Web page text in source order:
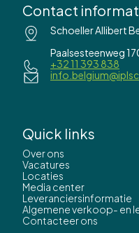
Contact
Schoeller Allibert
Paalsesteenweg
+32 11 393 838
Quick links
Over ons
Vacatures
Locaties
Media center
Leveranciersinformatie
Algemene verkoop- en
Contacteer ons